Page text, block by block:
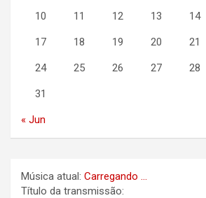
10 11 12 13 14
17 18 19 20 21
24 25 26 27 28
31
« Jun
Música atual: Carregando ...
Título da transmissão: